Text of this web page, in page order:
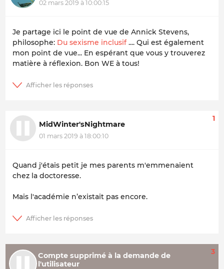
02 mars 2019 à 10:00:15
Je partage ici le point de vue de Annick Stevens,
philosophe: Du sexisme inclusif.... Qui est également
mon point de vue... En espérant que vous y trouverez
matière à réflexion. Bon WE à tous!
MidWinter'sNightmare
01 mars 2019 à 18:00:10
1
Quand j'étais petit je mes parents m'emmenaient
chez la doctoresse.
Mais l'académie n’existait pas encore.
Compte supprimé à la demande de
l'utilisateur
3